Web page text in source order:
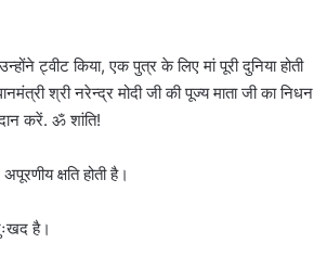
ट्वीट किया, एक पुत्र के लिए मां पूरी दुनिया होती
श्री नरेन्द्र मोदी जी की पूज्य माता जी का निधन
करें. ॐ शांति!
क्षति होती है।
है।